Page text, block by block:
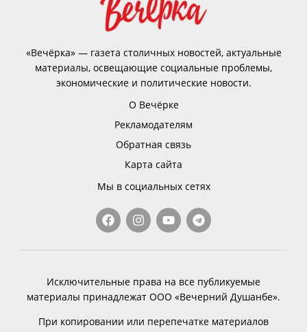
«Вечёрка» — газета столичных новостей, актуальные
материалы, освещающие социальные проблемы,
экономические и политические новости.
О Вечёрке
Рекламодателям
Обратная связь
Карта сайта
Мы в социальных сетях
Исключительные права на все публикуемые
материалы принадлежат ООО «Вечерний Душанбе».
При копировании или перепечатке материалов